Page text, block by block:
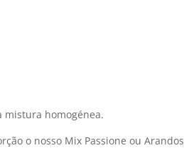
homogénea.
o nosso Mix Passione ou Arandos